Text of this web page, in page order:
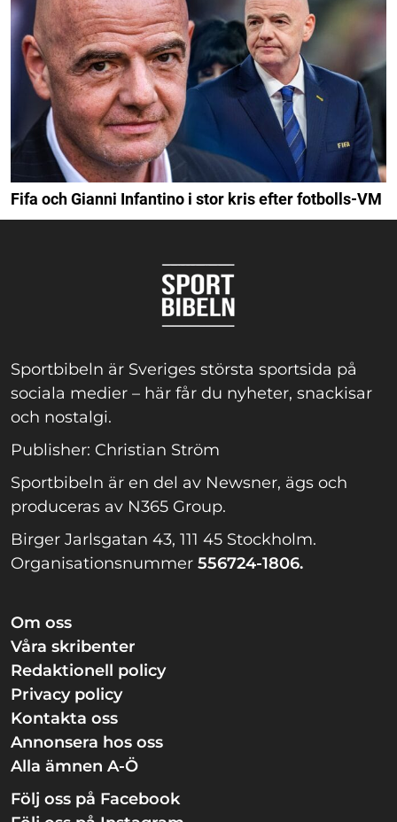
Fifa och Gianni Infantino i stor kris efter fotbolls-VM
Sportbibeln är Sveriges största sportsida på
sociala medier – här får du nyheter, snackisar
och nostalgi.
Publisher: Christian Ström
Sportbibeln är en del av Newsner, ägs och
produceras av N365 Group.
Birger Jarlsgatan 43, 111 45 Stockholm.
Organisationsnummer 556724-1806.
Om oss
Våra skribenter
Redaktionell policy
Privacy policy
Kontakta oss
Annonsera hos oss
Alla ämnen A-Ö
Följ oss på Facebook